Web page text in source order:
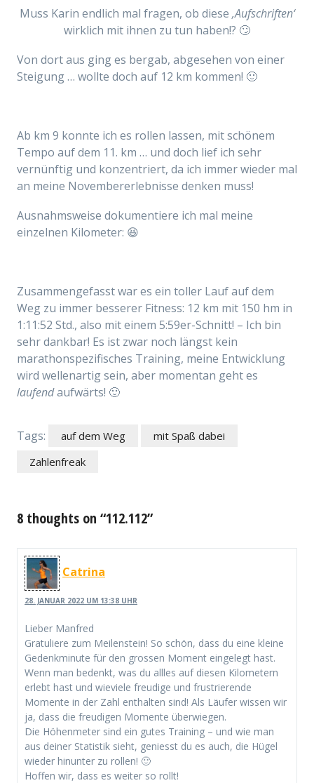
Muss Karin endlich mal fragen, ob diese ‚Aufschriften‘
wirklich mit ihnen zu tun haben!? 🙄
Von dort aus ging es bergab, abgesehen von einer
Steigung … wollte doch auf 12 km kommen! 🙂
Ab km 9 konnte ich es rollen lassen, mit schönem
Tempo auf dem 11. km … und doch lief ich sehr
vernünftig und konzentriert, da ich immer wieder mal
an meine Novembererlebnisse denken muss!
Ausnahmsweise dokumentiere ich mal meine
einzelnen Kilometer: 😆
Zusammengefasst war es ein toller Lauf auf dem
Weg zu immer besserer Fitness: 12 km mit 150 hm in
1:11:52 Std., also mit einem 5:59er-Schnitt! – Ich bin
sehr dankbar! Es ist zwar noch längst kein
marathonspezifisches Training, meine Entwicklung
wird wellenartig sein, aber momentan geht es
laufendaufwärts! 🙂
Tags: auf dem Weg
mit Spaß dabei
Zahlenfreak
8 thoughts on “112.112”
Catrina
28. JANUAR 2022 UM 13:38 UHR
Lieber Manfred
Gratuliere zum Meilenstein! So schön, dass du eine kleine
Gedenkminute für den grossen Moment eingelegt hast.
Wenn man bedenkt, was du allles auf diesen Kilometern
erlebt hast und wieviele freudige und frustrierende
Momente in der Zahl enthalten sind! Als Läufer wissen wir
ja, dass die freudigen Momente überwiegen.
Die Höhenmeter sind ein gutes Training – und wie man
aus deiner Statistik sieht, geniesst du es auch, die Hügel
wieder hinunter zu rollen! 🙂
Hoffen wir, dass es weiter so rollt!